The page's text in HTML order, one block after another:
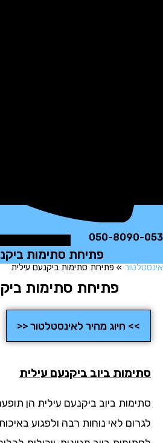
050-
פתיחת סתימות ביקנעם
»פתיחת סתימות ביקנעם עילית
פתיחת סתימות
>> חיוג מהיר לאינסטלטור <<
ביובביקנעם עילית
ביוב ביקנעם עילית הן תופעה
לאי נוחות רבה ולפגוע באיכות